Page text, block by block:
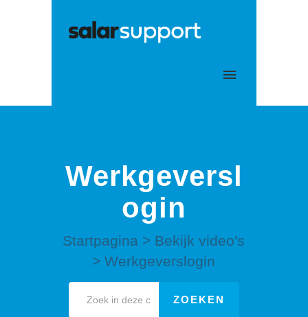
Werkgeversl
ogin
Startpagina > Bekijk video's
> Werkgeverslogin